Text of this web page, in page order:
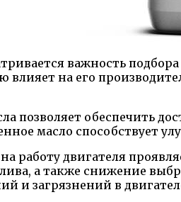
важность
влияет на его
позволяет обеспечить
масло способствует
работу двигателя
а также снижение
и загрязнений в